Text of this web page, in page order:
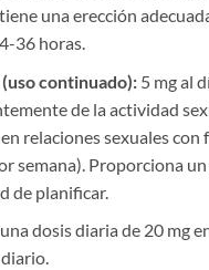
una erección
36 horas.
continuado):5 mg al
de la actividad
relaciones sexuales con
semana). Proporciona
de planificar.
dosis diaria de 20 mg